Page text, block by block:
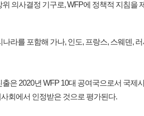
의사결정 기구로, WFP에 정책적 지침을
라를 포함해 가나, 인도, 프랑스, 스웨덴, 러
은 2020년 WFP 10대 공여국으로서 국제
회에서 인정받은 것으로 평가된다.